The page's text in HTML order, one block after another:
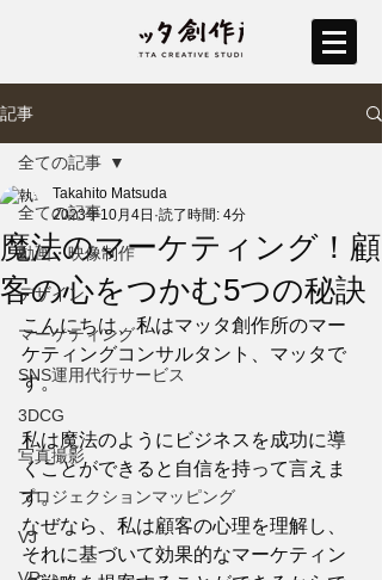
記事
全ての記事
動画・映像制作
デザイン
マーケティング
SNS運用代行サービス
3DCG
写真撮影
プロジェクションマッピング
VJ
全ての記事
魔法のマーケティング！顧
客の心をつかむ5つの秘訣
Takahito Matsuda
2023年10月4日 読了時間: 4分
こんにちは、私はマッタ創作所のマー
ケティングコンサルタント、マッタで
す。
私は魔法のようにビジネスを成功に導
くことができると自信を持って言えま
す。
なぜなら、私は顧客の心理を理解し、
それに基づいて効果的なマーケティン